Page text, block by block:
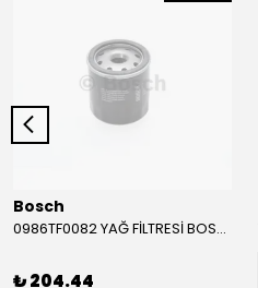
Bosch
0986TF0082 YAĞ FİLTRESİ BOSCH
₺ 204.44